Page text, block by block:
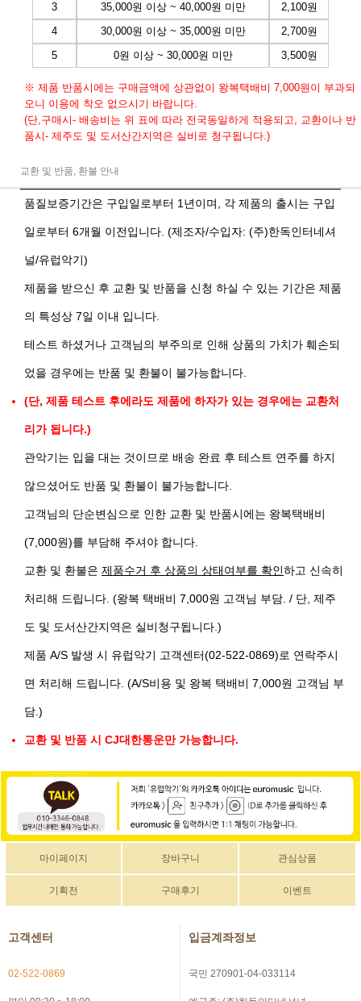
3
35,000원 이상 ~ 40,000원 미만
2,100원
4
30,000원 이상 ~ 35,000원 미만
2,700원
5
0원 이상 ~ 30,000원 미만 3,500원
※ 제품 반품시에는 구매금액에 상관없이 왕복택배비 7,000원이 부과되
오니 이용에 착오 없으시기 바랍니다.
(단,구매시- 배송비는 위 표에 따라 전국동일하게 적용되고, 교환이나 반
품시- 제주도 및 도서산간지역은 실비로 청구됩니다.)
교환 및 반품, 환불 안내
품질보증기간은 구입일로부터 1년이며, 각 제품의 출시는 구입
일로부터 6개월 이전입니다. (제조자/수입자: (주)한독인터네셔
널/유럽악기)
제품을 받으신 후 교환 및 반품을 신청 하실 수 있는 기간은 제품
의 특성상 7일 이내 입니다.
테스트 하셨거나 고객님의 부주의로 인해 상품의 가치가 훼손되
었을 경우에는 반품 및 환불이 불가능합니다.
(단, 제품 테스트 후에라도 제품에 하자가 있는 경우에는 교환처
리가 됩니다.)
관악기는 입을 대는 것이므로 배송 완료 후 테스트 연주를 하지
않으셨어도 반품 및 환불이 불가능합니다.
고객님의 단순변심으로 인한 교환 및 반품시에는 왕복택배비
(7,000원)를 부담해 주셔야 합니다.
교환 및 환불은 제품수거 후 상품의 상태여부를 확인하고 신속히
처리해 드립니다. (왕복 택배비 7,000원 고객님 부담. / 단, 제주
도 및 도서산간지역은 실비청구됩니다.)
제품 A/S 발생 시 유럽악기 고객센터(02-522-0869)로 연락주시
면 처리해 드립니다. (A/S비용 및 왕복 택배비 7,000원 고객님 부
담.)
교환 및 반품 시 CJ대한통운만 가능합니다.
마이페이지 장바구니 관심상품
기획전 구매후기 이벤트
고객센터
02-522-0869
입금계좌정보
국민 270901-04-033114